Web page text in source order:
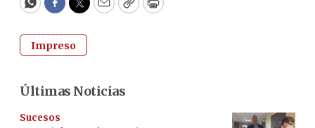
WhatsApp
Facebook
Twitter
EmailCopyPrint
Impreso
Últimas Noticias
Sucesos